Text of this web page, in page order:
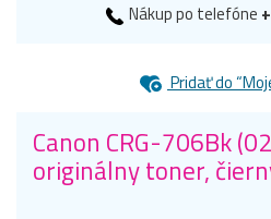
Nákup po telefóne
Pridať do
Canon CRG-706Bk
originálny toner,